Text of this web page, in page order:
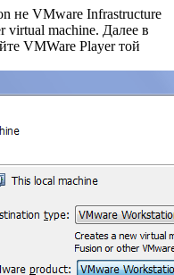
не VMware Infrastructure
virtual machine. Далее в
VMWare Player той